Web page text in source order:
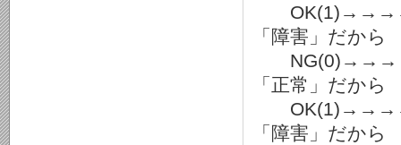
OK(1)→→→→→
「障害」だから
NG(0)→→→→→
「正常」だから
OK(1)→→→→→
「障害」だから